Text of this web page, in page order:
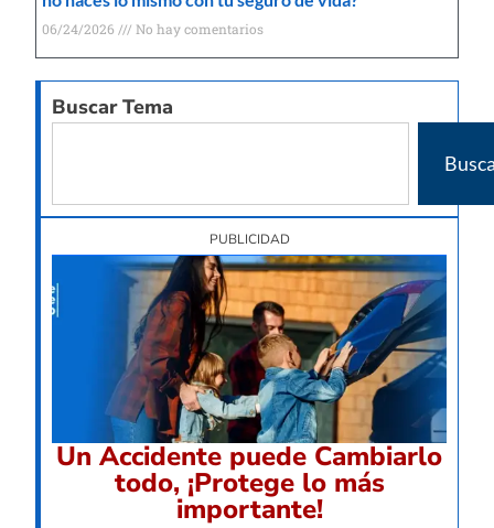
06/24/2026 No hay comentarios
Buscar Tema
PUBLICIDAD
Un Accidente puede Cambiarlo
todo, ¡Protege lo más
importante!